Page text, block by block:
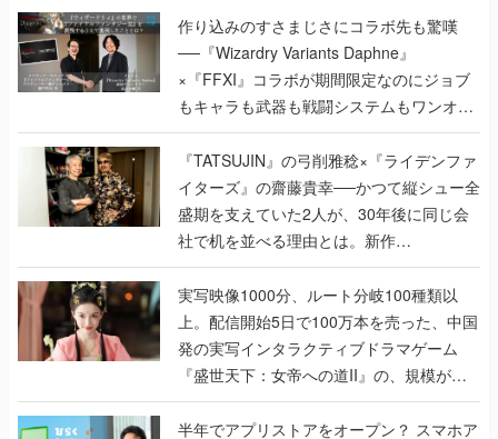
作り込みのすさまじさにコラボ先も驚嘆
──『Wizardry Variants Daphne』
×『FFXI』コラボが期間限定なのにジョブ
もキャラも武器も戦闘システムもワンオフ
で作り込まれた理由を両ディレクターに聞
く
『TATSUJIN』の弓削雅稔×『ライデンファ
イターズ』の齋藤貴幸──かつて縦シュー全
盛期を支えていた2人が、30年後に同じ会
社で机を並べる理由とは。新作
『TATSUJIN EXTREME』で初タッグを組
んだレジェンド2人に訊く開発秘話
実写映像1000分、ルート分岐100種類以
上。配信開始5日で100万本を売った、中国
発の実写インタラクティブドラマゲーム
『盛世天下：女帝への道II』の、規模が違
うこだわりをプロデューサーに聞いた
半年でアプリストアをオープン？ スマホア